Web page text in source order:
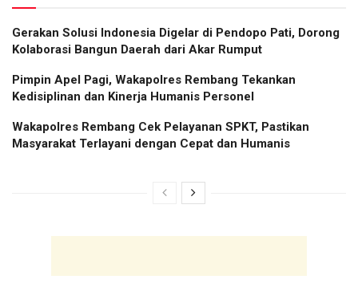
Gerakan Solusi Indonesia Digelar di Pendopo Pati, Dorong
Kolaborasi Bangun Daerah dari Akar Rumput
Pimpin Apel Pagi, Wakapolres Rembang Tekankan
Kedisiplinan dan Kinerja Humanis Personel
Wakapolres Rembang Cek Pelayanan SPKT, Pastikan
Masyarakat Terlayani dengan Cepat dan Humanis